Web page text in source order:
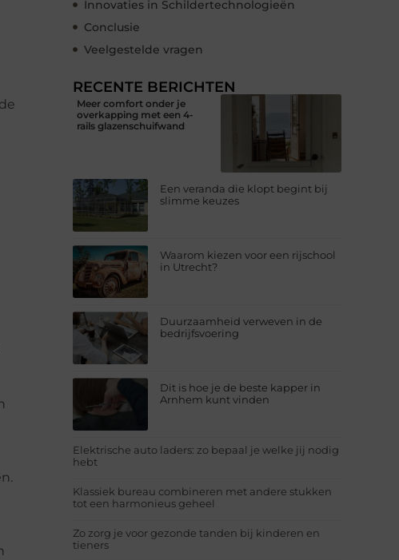
Innovaties in Schildertechnologieën
Conclusie
Veelgestelde vragen
RECENTE BERICHTEN
Meer comfort onder je
overkapping met een 4-
rails glazenschuifwand
Een veranda die klopt begint bij
slimme keuzes
Waarom kiezen voor een rijschool
in Utrecht?
Duurzaamheid verweven in de
bedrijfsvoering
Dit is hoe je de beste kapper in
Arnhem kunt vinden
Elektrische auto laders: zo bepaal je welke jij nodig
hebt
Klassiek bureau combineren met andere stukken
tot een harmonieus geheel
Zo zorg je voor gezonde tanden bij kinderen en
tieners